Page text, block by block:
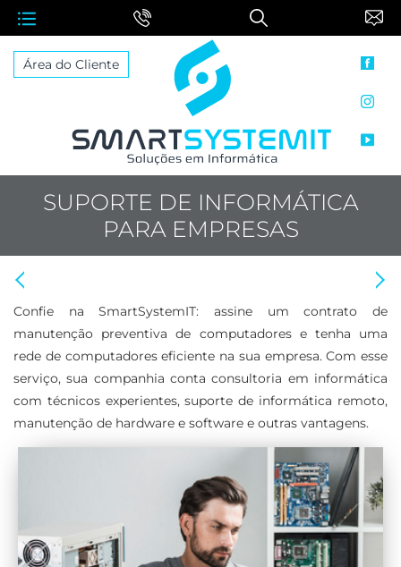
Área do Cliente
SUPORTE DE INFORMÁTICA
PARA EMPRESAS
Anterior: Serviços de Informática Proximo: Serviços Informática para Empresas
Confie na SmartSystemIT: assine um contrato de
manutenção preventiva de computadores e tenha uma
rede de computadores eficiente na sua empresa. Com esse
serviço, sua companhia conta consultoria em informática
com técnicos experientes, suporte de informática remoto,
manutenção de hardware e software e outras vantagens.